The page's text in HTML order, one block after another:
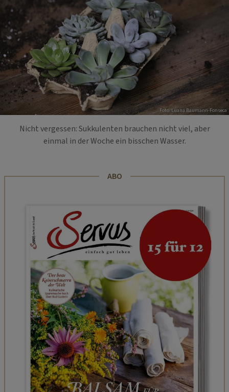
Foto: Luana Baumann-Fonseca
Nicht vergessen: Sukkulenten brauchen nicht viel, aber
einmal in der Woche ein bisschen Wasser.
ABO